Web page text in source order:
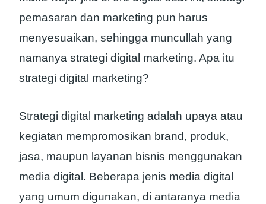
pemasaran dan marketing pun harus
menyesuaikan, sehingga muncullah yang
namanya strategi digital marketing. Apa itu
strategi digital marketing?
Strategi digital marketing adalah upaya atau
kegiatan mempromosikan brand, produk,
jasa, maupun layanan bisnis menggunakan
media digital. Beberapa jenis media digital
yang umum digunakan, di antaranya media